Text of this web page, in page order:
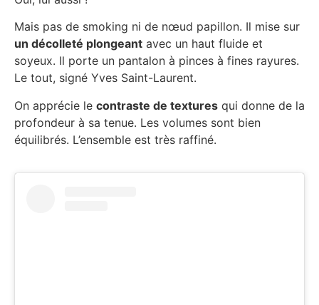
Mais pas de smoking ni de nœud papillon. Il mise sur
un décolleté plongeant avec un haut fluide et
soyeux. Il porte un pantalon à pinces à fines rayures.
Le tout, signé Yves Saint-Laurent.
On apprécie le contraste de textures qui donne de la
profondeur à sa tenue. Les volumes sont bien
équilibrés. L’ensemble est très raffiné.